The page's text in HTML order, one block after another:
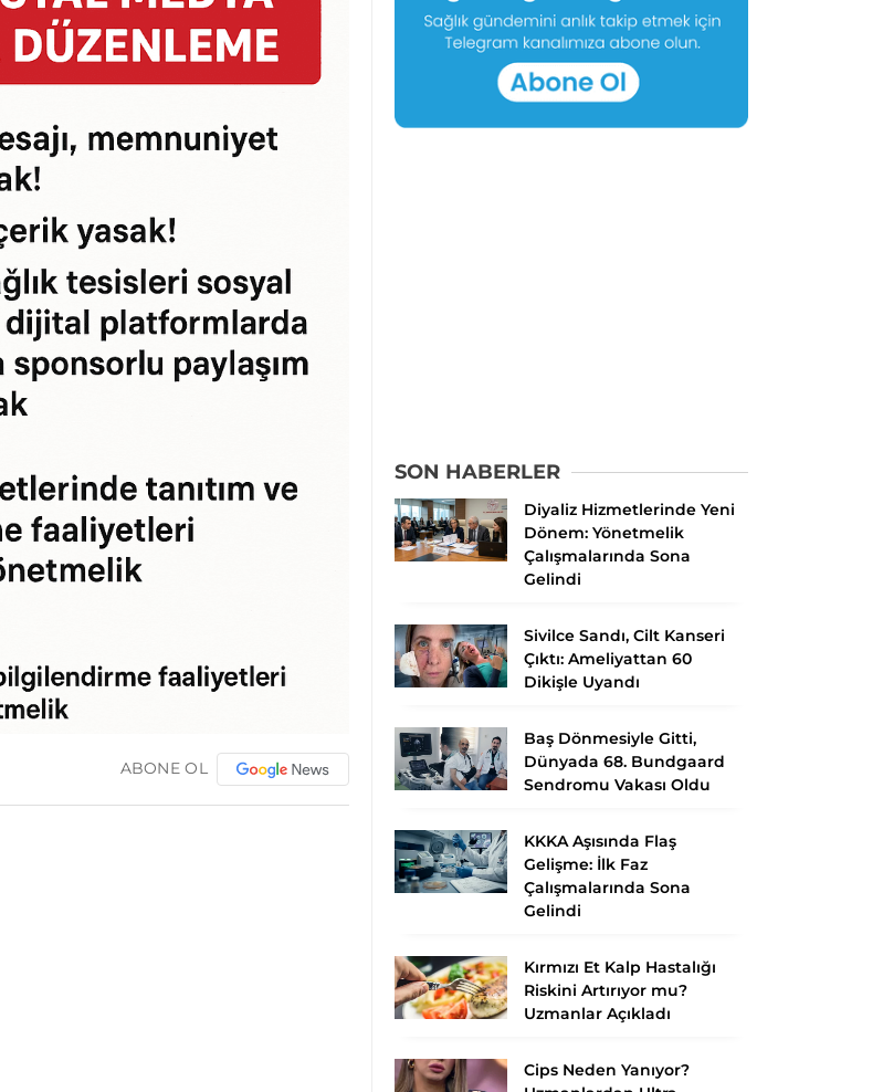
ABONE OL
SON HABERLER
Diyaliz Hizmetlerinde Yeni
Dönem: Yönetmelik
Çalışmalarında Sona
Gelindi
Sivilce Sandı, Cilt Kanseri
Çıktı: Ameliyattan 60
Dikişle Uyandı
Baş Dönmesiyle Gitti,
Dünyada 68. Bundgaard
Sendromu Vakası Oldu
KKKA Aşısında Flaş
Gelişme: İlk Faz
Çalışmalarında Sona
Gelindi
Kırmızı Et Kalp Hastalığı
Riskini Artırıyor mu?
Uzmanlar Açıkladı
Cips Neden Yanıyor?